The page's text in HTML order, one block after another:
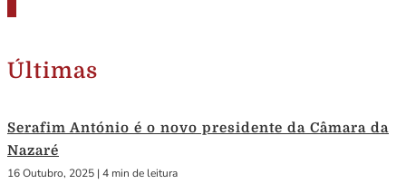
Últimas
Serafim António é o novo presidente da Câmara da
Nazaré
16 Outubro, 2025 | 4 min de leitura